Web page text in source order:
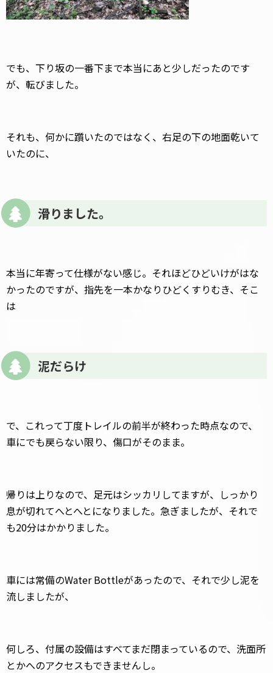
でも、下り坂の一番下まで本当にあと少しだったのです
が、転びました。
それも、何かに躓いたのではなく、右足の下の地面乾いて
いたのに、
滑りました。
本当に年寄って仕様がない感じ。それほどひどいけがはな
かったのですが、指先を一本かなりひどくすりむき、そこ
は
泥だらけ
で、これって丁度トレイルの前半が終わった時点なので、
車にでも戻らない限り、傷口がそのまま。
帰りは上りなので、足元はシッカリしてますが、しっかり
息が切れてへとへとになりました。急ぎましたが、それで
も20分はかかりました。
車には常備のWater Bottleがあったので、それで少し泥を
流しましたが、
何しろ、付属の設備はすべてまだ閉まっているので、洗面所
とかへのアクセスもできませんし。